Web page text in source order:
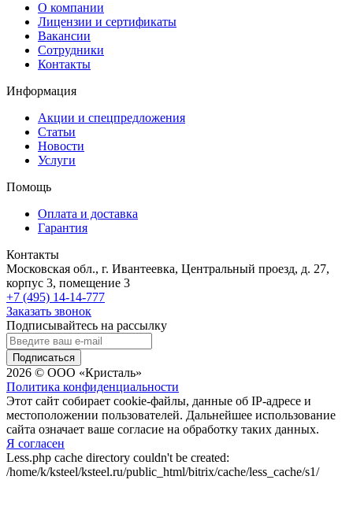
О компании
Лицензии и сертификаты
Вакансии
Сотрудники
Контакты
Информация
Акции и спецпредложения
Статьи
Новости
Услуги
Помощь
Оплата и доставка
Гарантия
Контакты
Московская обл., г. Ивантеевка, Центральный проезд, д. 27,
корпус 3, помещение 3
+7 (495) 14-14-777
Заказать звонок
Подписывайтесь на рассылку
Подписаться
2026 © ООО «Кристаль»
Политика конфиденциальности
Этот сайт собирает cookie-файлы, данные об IP-адресе и
местоположении пользователей. Дальнейшее использование
сайта означает ваше согласие на обработку таких данных.
Я согласен
Less.php cache directory couldn't be created:
/home/k/ksteel/ksteel.ru/public_html/bitrix/cache/less_cache/s1/